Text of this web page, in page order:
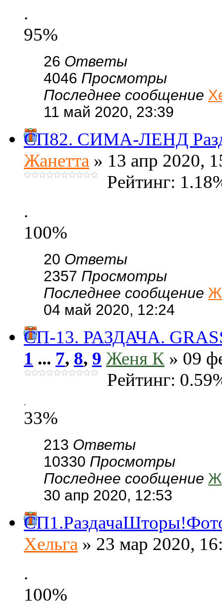
.
95%
26 Ответы
4046 Просмотры
Последнее сообщение
11 май 2020, 23:39
СП82. СИМА-ЛЕНД
Жанетта » 13 апр 2020,
Рейтинг:
.
100%
20 Ответы
2357 Просмотры
Последнее сообщение
04 май 2020, 12:24
СП-13. РАЗДАЧА. GRASS
1 ... 7, 8, 9 Женя К » 09
Рейтинг:
.
33%
213 Ответы
10330 Просмотры
Последнее сообщение
30 апр 2020, 12:53
Хельга » 23 мар 2020,
.
100%